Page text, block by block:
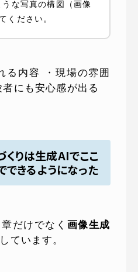
な写真の構図（画像
ください。
る内容 ・現場の雰囲
にも安心感が出る
りは生成AIでここ
できるようになった
だけでなく 画像生成
しています。